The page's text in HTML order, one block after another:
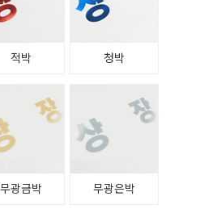
적박 청박
무광금박 무광은박